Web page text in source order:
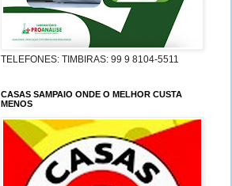
TELEFONES: TIMBIRAS: 99 9 8104-5511
CASAS SAMPAIO ONDE O MELHOR CUSTA
MENOS